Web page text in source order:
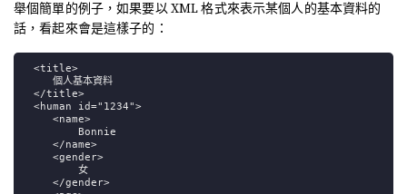
舉個簡單的例子，如果要以 XML 格式來表示某個人的基本資料的
話，看起來會是這樣子的：
<title>
個人基本資料
</title>
<human id="1234">
<name>
Bonnie
</name>
<gender>
女
</gender>